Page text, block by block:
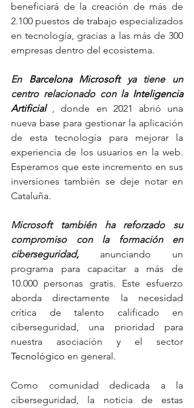
beneficiará de la creación de más de
2.100 puestos de trabajo especializados
en tecnología, gracias a las más de 300
empresas dentro del ecosistema.
En Barcelona Microsoft
ya tiene un
centro relacionado con la Inteligencia
Artificial , donde en 2021 abrió una
nueva base para gestionar la aplicación
de esta tecnología para mejorar la
experiencia de los usuarios en la web.
Esperamos que este incremento en sus
inversiones también se deje notar en
Cataluña.
Microsoft también ha reforzado su
compromiso con la formación en
ciberseguridad,
anunciando un
programa para capacitar a más de
10.000 personas gratis. Este esfuerzo
aborda directamente la necesidad
crítica de talento calificado en
ciberseguridad, una prioridad para
nuestra asociación y el sector
Tecnológico en general.
Como comunidad dedicada a la
ciberseguridad, la noticia de estas